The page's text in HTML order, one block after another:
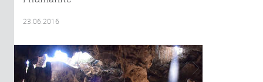
23.06.2016